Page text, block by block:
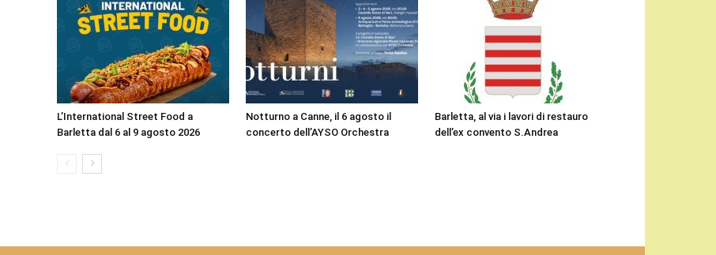
L’International Street Food a
Barletta dal 6 al 9 agosto 2026
Notturno a Canne, il 6 agosto il
concerto dell’AYSO Orchestra
Barletta, al via i lavori di restauro
dell’ex convento S.Andrea